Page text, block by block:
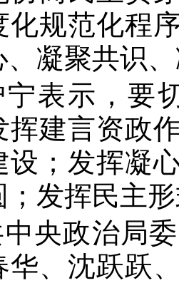
化规范化程
、凝聚共识
宁表示，要
挥建言资政
设；发挥凝
；发挥民主
央政治局
华、沈跃跃